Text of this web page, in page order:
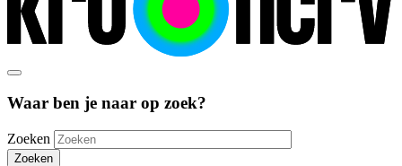
Waar ben je naar op zoek?
Zoeken
Zoeken